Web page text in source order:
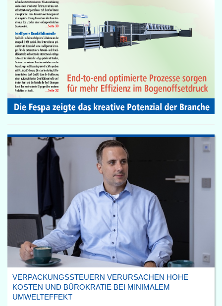
VERPACKUNGSSTEUERN VERURSACHEN HOHE
KOSTEN UND BÜROKRATIE BEI MINIMALEM
UMWELTEFFEKT